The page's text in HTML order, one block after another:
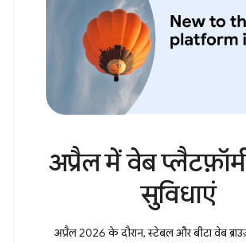
अप्रैल में वेब
सुविधाएं
अप्रैल 2026 के दौरान, स्टेबल और बीटा वेब